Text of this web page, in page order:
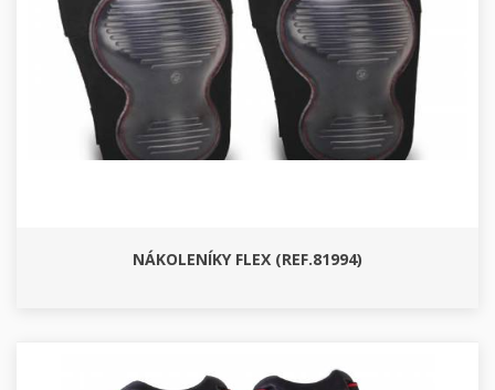
NÁKOLENÍKY FLEX (REF.81994)